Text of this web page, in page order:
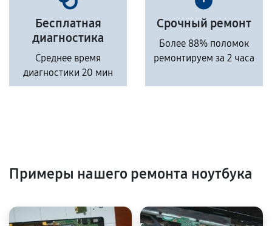
Бесплатная
диагностика
Среднее время
диагностики 20 мин
Срочный ремонт
Более 88% поломок
ремонтируем за 2 часа
Примеры нашего ремонта ноутбука